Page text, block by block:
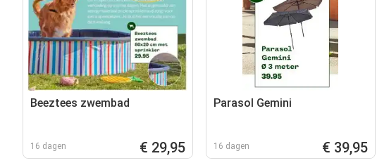
Beeztees zwembad
16 dagen € 29,95
Parasol Gemini
16 dagen € 39,95